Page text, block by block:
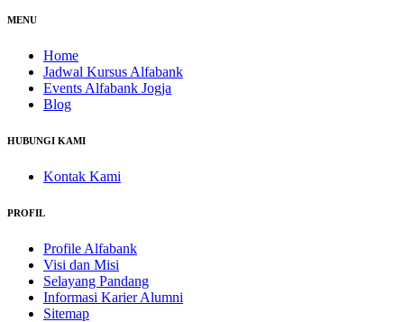
MENU
Home
Jadwal Kursus Alfabank
Events Alfabank Jogja
Blog
HUBUNGI KAMI
Kontak Kami
PROFIL
Profile Alfabank
Visi dan Misi
Selayang Pandang
Informasi Karier Alumni
Sitemap